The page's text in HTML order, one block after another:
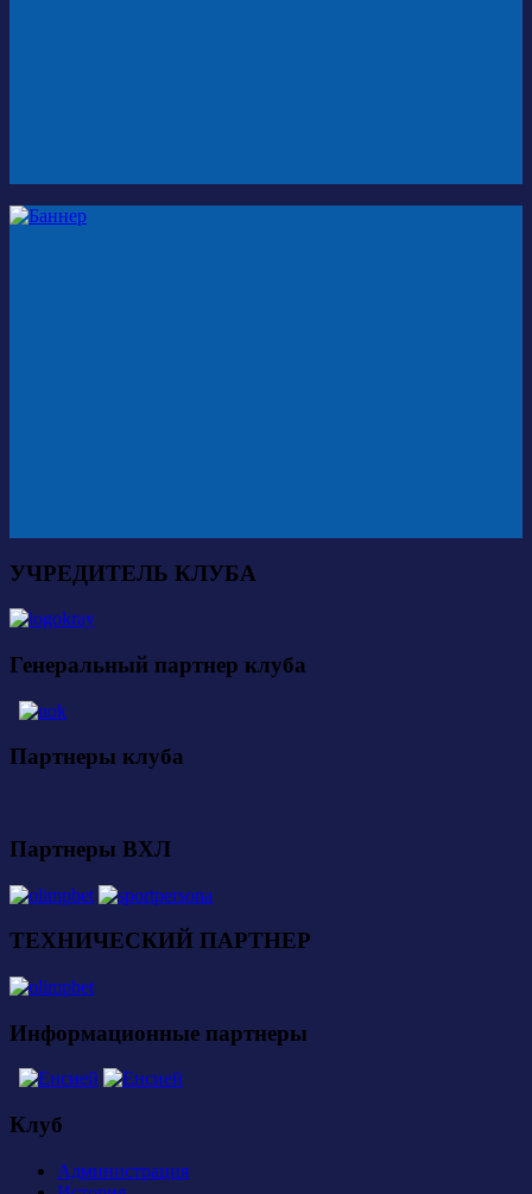
УЧРЕДИТЕЛЬ КЛУБА
Генеральный партнер клуба
Партнеры клуба
Партнеры ВХЛ
ТЕХНИЧЕСКИЙ ПАРТНЕР
Информационные партнеры
Клуб
Администрация